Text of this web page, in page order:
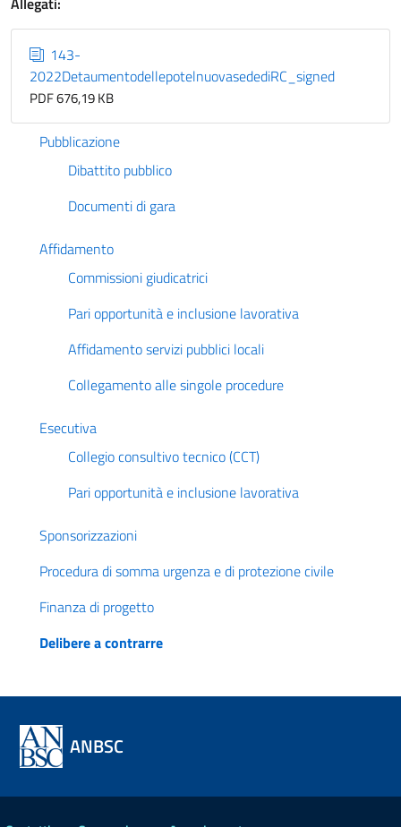
143-
2022DetaumentodellepotelnuovasedediRC_signed
PDF 676,19 KB
Pubblicazione
Dibattito pubblico
Documenti di gara
Affidamento
Commissioni giudicatrici
Pari opportunità e inclusione lavorativa
Affidamento servizi pubblici locali
Collegamento alle singole procedure
Esecutiva
Collegio consultivo tecnico (CCT)
Pari opportunità e inclusione lavorativa
Sponsorizzazioni
Procedura di somma urgenza e di protezione civile
Finanza di progetto
Delibere a contrarre
ANBSC